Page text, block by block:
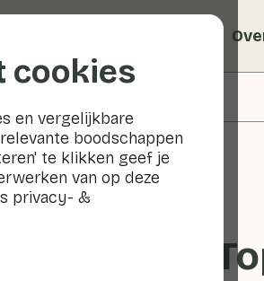
cookies
en vergelijkbare
boodschappen
te klikken geef je
van op deze
privacy- &
Paztizz